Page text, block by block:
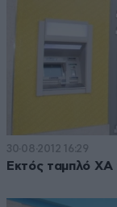
30·08·2012 16:29
Εκτός ταμπλό ΧΑ